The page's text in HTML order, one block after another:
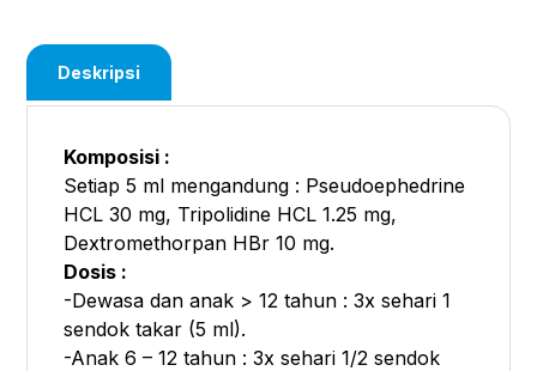
Deskripsi
Komposisi :
Setiap 5 ml mengandung : Pseudoephedrine
HCL 30 mg, Tripolidine HCL 1.25 mg,
Dextromethorpan HBr 10 mg.
Dosis :
-Dewasa dan anak > 12 tahun : 3x sehari 1
sendok takar (5 ml).
-Anak 6 – 12 tahun : 3x sehari 1/2 sendok